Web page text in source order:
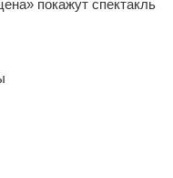
покажут спектакль